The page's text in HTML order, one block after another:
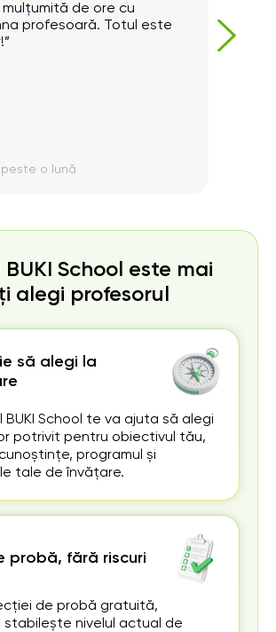
mulțumită de ore cu
profesoară. Totul este
o lună
BUKI School este mai
alegi profesorul
să alegi la
BUKI School te va ajuta să alegi
potrivit pentru obiectivul tău,
programul și
tale de învățare.
probă, fără riscuri
de probă gratuită,
stabilește nivelul actual de